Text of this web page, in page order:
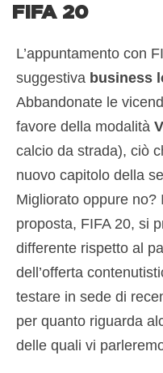
FIFA 20
L’appuntamento con
suggestiva business
Abbandonate le
favore della modalità
calcio da strada), ciò
nuovo capitolo della
Migliorato oppure no?
proposta, FIFA 20, si
differente rispetto al
dell’offerta
testare in sede di
per quanto riguarda
delle quali vi